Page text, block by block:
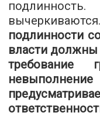
подлинности
власти должны
требование